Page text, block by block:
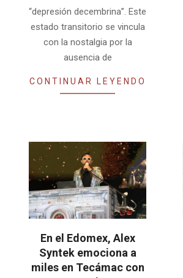
“depresión decembrina”. Este
estado transitorio se vincula
con la nostalgia por la
ausencia de
CONTINUAR LEYENDO
En el Edomex, Alex
Syntek emociona a
miles en Tecámac con